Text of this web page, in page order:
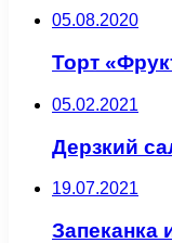
05.08.2020
Торт
05.02.2021
Дерзкий
19.07.2021
Запеканка